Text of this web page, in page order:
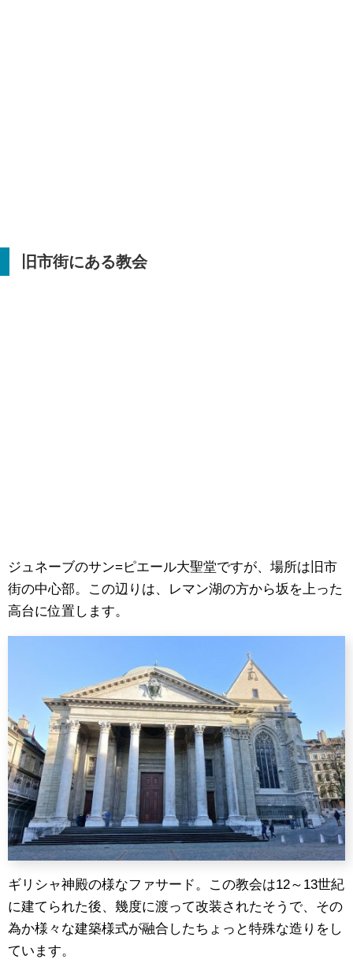
旧市街にある教会
ジュネーブのサン=ピエール大聖堂ですが、場所は旧市
街の中心部。この辺りは、レマン湖の方から坂を上った
高台に位置します。
ギリシャ神殿の様なファサード。この教会は12～13世紀
に建てられた後、幾度に渡って改装されたそうで、その
為か様々な建築様式が融合したちょっと特殊な造りをし
ています。